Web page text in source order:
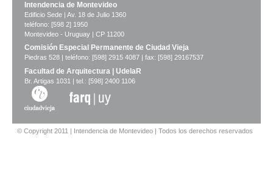
Intendencia de Montevideo
Edificio Sede | Av. 18 de Julio 1360
teléfono: [598 2] 1950
Montevideo - Uruguay | CP 11200
Comisión Especial Permanente de Ciudad Vieja
Piedras 528 | teléfono: [598] 2915 4087 | fax: [598] 29167537
Facultad de Arquitectura | UdelaR
Br. Artigas 1031 | tel.: [598] 2400 1106
© Copyright 2011 | Intendencia de Montevideo | Todos los derechos reservados